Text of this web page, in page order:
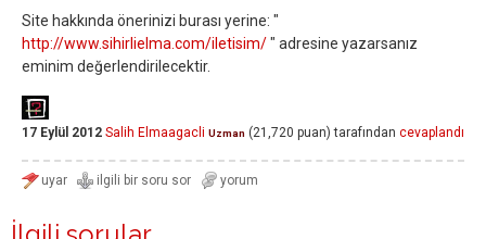
Site hakkında önerinizi burası yerine: "
http://www.sihirlielma.com/iletisim/" adresine yazarsanız
eminim değerlendirilecektir.
17 Eylül 2012 Salih Elmaagacli Uzman (21,720 puan) tarafından cevaplandı